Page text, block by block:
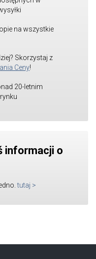
na wszystkie
Skorzystaj z
Ceny!
20-letnim
informacji o
tutaj >